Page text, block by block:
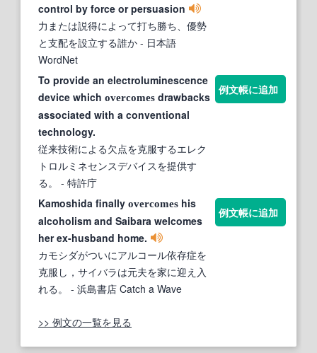
control by force or persuasion
力または説得によって打ち勝ち、優勢
と支配を設立する誰か - 日本語
WordNet
To provide an electroluminescence
device which overcomes drawbacks
associated with a conventional
technology.
従来技術による欠点を克服するエレク
トロルミネセンスデバイスを提供す
る。
- 特許庁
例文帳に追加
Kamoshida finally overcomes his
alcoholism and Saibara welcomes
her ex-husband home.
カモシダがついにアルコール依存症を
克服し，サイバラは元夫を家に迎え入
れる。
- 浜島書店 Catch a Wave
例文帳に追加
>> 例文の一覧を見る